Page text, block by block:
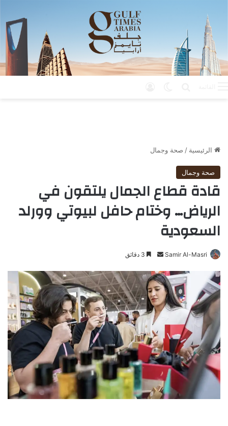
الرئيسية / صحة وجمال
صحة وجمال
قادة قطاع الجمال يلتقون في
الرياض… وختام حافل لبيوتي وورلد
السعودية
Samir Al-Masri
س
ل
ب
ر
د
ا
إ
ك
ت